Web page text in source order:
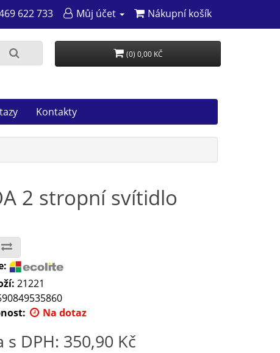
622 733 Můj účet Nákupní košík
(0) 0,00 KČ
Kontakty
2 stropní svítidlo
21221
Na dotaz
s DPH: 350,90 Kč